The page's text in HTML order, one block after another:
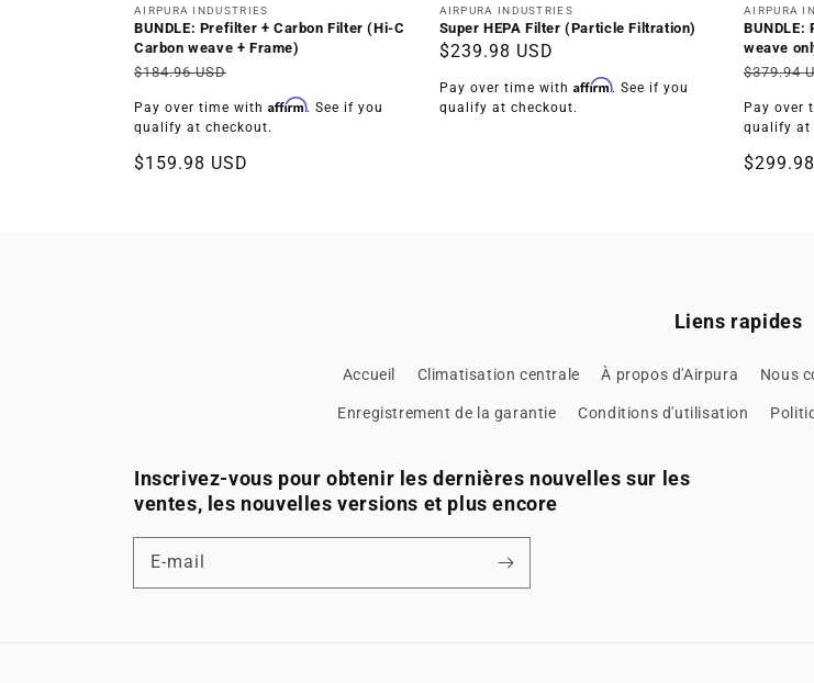
Distributeur :
AIRPURA INDUSTRIES
BUNDLE: Prefilter + Carbon Filter (Hi-C
Carbon weave + Frame)
Prix
$184.96 USD
Pay over time with Affirm. See if you
qualify at checkout.
Prix
$159.98 USD
Distributeur :
AIRPURA INDUSTRIES
Super HEPA Filter (Particle Filtration)
Prix
$239.98 USD
Pay over time with Affirm. See if you
qualify at checkout.
AIRPURA
BUNDLE:
weave
Prix
$379.94
Pay over
qualify at
Prix
Liens rapides
Accueil Climatisation centrale À propos d'Airpura Nous
Enregistrement de la garantie Conditions d'utilisation
Inscrivez-vous pour obtenir les dernières nouvelles sur les
ventes, les nouvelles versions et plus encore
E-mail